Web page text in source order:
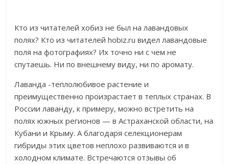
Кто из читателей хобиз не был на лавандовых
полях? Кто из читателей hobiz.ru видел лавандовые
поля на фотографиях? Их точно ни с чем не
спутаешь. Ни по внешнему виду, ни по аромату.
Лаванда -теплолюбивое растение и
преимущественно произрастает в теплых странах. В
России лаванду, к примеру, можно встретить на
полях южных регионов — в Астраханской области, на
Кубани и Крыму. А благодаря селекционерам
гибриды этих цветов неплохо развиваются и в
холодном климате. Встречаются отзывы об